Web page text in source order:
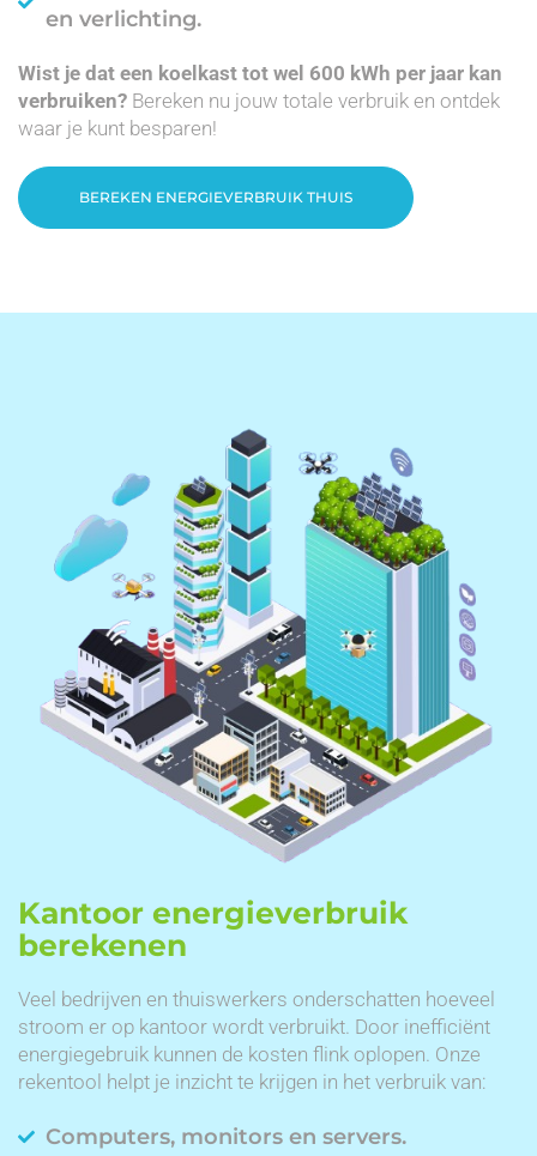
en verlichting.
Wist je dat een koelkast tot wel 600 kWh per jaar kan
verbruiken? Bereken nu jouw totale verbruik en ontdek
waar je kunt besparen!
BEREKEN ENERGIEVERBRUIK THUIS
Kantoor energieverbruik
berekenen
Veel bedrijven en thuiswerkers onderschatten hoeveel
stroom er op kantoor wordt verbruikt. Door inefficiënt
energiegebruik kunnen de kosten flink oplopen. Onze
rekentool helpt je inzicht te krijgen in het verbruik van:
Computers, monitors en servers.